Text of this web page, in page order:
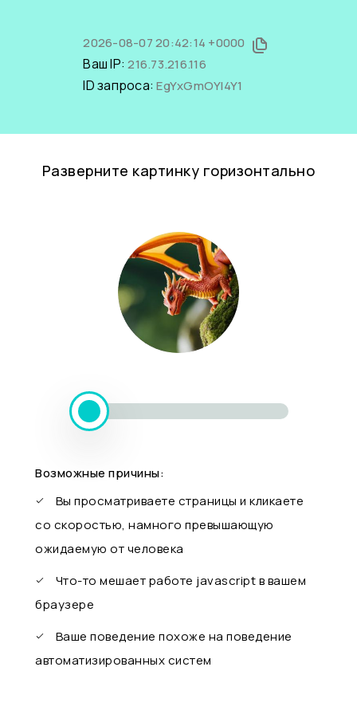
2026-08-07 20:42:14 +0000
Ваш IP:216.73.216.116
ID запроса:EgYxGmOYI4Y1
Разверните картинку горизонтально
Возможные причины:
Вы просматриваете страницы и кликаете
со скоростью, намного превышающую
ожидаемую от человека
Что-то мешает работе javascript в вашем
браузере
Ваше поведение похоже на поведение
автоматизированных систем